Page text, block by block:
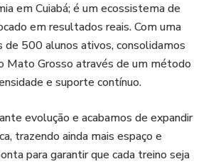
em Cuiabá; é um ecossistema de
em resultados reais. Com uma
de 500 alunos ativos, consolidamos
Mato Grosso através de um método
e suporte contínuo.
evolução e acabamos de expandir
trazendo ainda mais espaço e
para garantir que cada treino seja